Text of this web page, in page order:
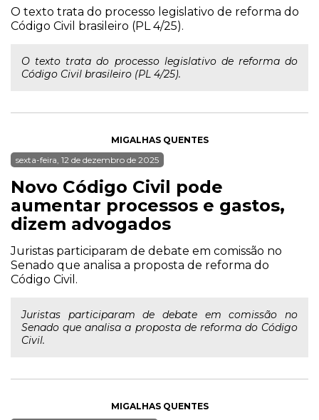
O texto trata do processo legislativo de reforma do
Código Civil brasileiro (PL 4/25).
O texto trata do processo legislativo de reforma do
Código Civil brasileiro (PL 4/25).
MIGALHAS QUENTES
sexta-feira, 12 de dezembro de 2025
Novo Código Civil pode
aumentar processos e gastos,
dizem advogados
Juristas participaram de debate em comissão no
Senado que analisa a proposta de reforma do
Código Civil.
Juristas participaram de debate em comissão no
Senado que analisa a proposta de reforma do Código
Civil.
MIGALHAS QUENTES